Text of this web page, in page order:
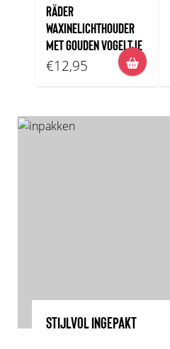
RÄDER
WAXINELICHTHOUDER
MET GOUDEN VOGELTJE
€12,95
STIJLVOL INGEPAKT